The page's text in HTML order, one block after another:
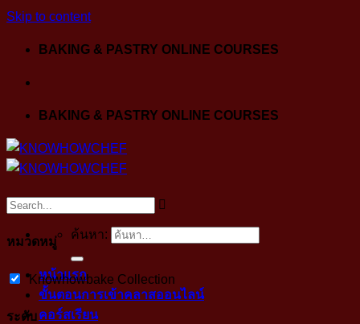
Skip to content
BAKING & PASTRY ONLINE COURSES
BAKING & PASTRY ONLINE COURSES
ค้นหา:
หน้าแรก
ขั้นตอนการเข้าคลาสออนไลน์
คอร์สเรียน
หมวดหมู่
Knowhowbake Collection
ระดับ